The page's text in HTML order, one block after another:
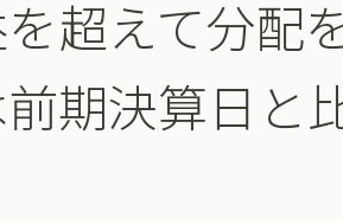
超えて分配
期決算日と